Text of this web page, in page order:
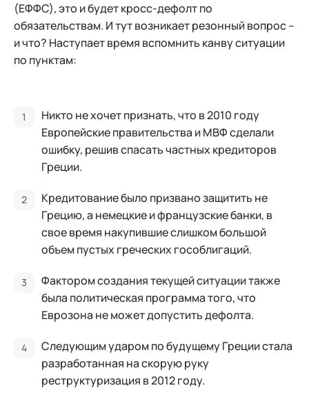
(ЕФФС), это и будет кросс-дефолт по
обязательствам. И тут возникает резонный вопрос –
и что? Наступает время вспомнить канву ситуации
по пунктам:
Никто не хочет признать, что в 2010 году
Европейские правительства и МВФ сделали
ошибку, решив спасать частных кредиторов
Греции.
Кредитование было призвано защитить не
Грецию, а немецкие и французские банки, в
свое время накупившие слишком большой
объем пустых греческих гособлигаций.
Фактором создания текущей ситуации также
была политическая программа того, что
Еврозона не может допустить дефолта.
Следующим ударом по будущему Греции стала
разработанная на скорую руку
реструктуризация в 2012 году.